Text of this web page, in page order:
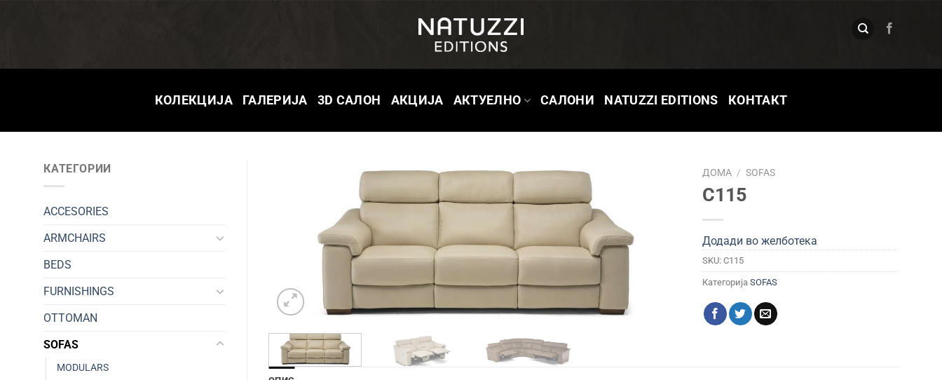
КОЛЕКЦИЈА ГАЛЕРИЈА 3D САЛОН АКЦИЈА АКТУЕЛНО САЛОНИ NATUZZI EDITIONS КОНТАКТ
КАТЕГОРИИ
ACCESORIES
ARMCHAIRS
BEDS
FURNISHINGS
OTTOMAN
SOFAS
MODULARS
ДОМА / SOFAS
C115
Додади во желботека
SKU:C115
КатегоријаSOFAS